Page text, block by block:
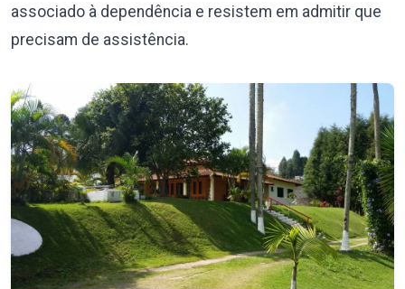
associado à dependência e resistem em admitir que
precisam de assistência.